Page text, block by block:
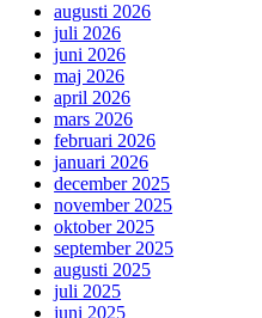
augusti 2026
juli 2026
juni 2026
maj 2026
april 2026
mars 2026
februari 2026
januari 2026
december 2025
november 2025
oktober 2025
september 2025
augusti 2025
juli 2025
juni 2025